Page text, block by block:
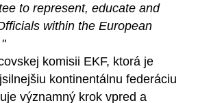
to represent, educate and
within the European
komisii EKF, ktorá je
kontinentálnu federáciu
významný krok vpred a